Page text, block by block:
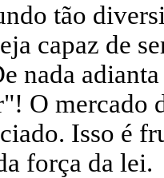
tão
capaz de
nada
O mercado
Isso é
força da lei.